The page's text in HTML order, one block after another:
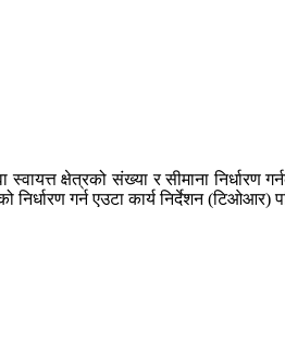
क्षेत्रको संख्या र सीमाना निर्धारण
निर्धारण गर्न एउटा कार्य निर्देशन (टिओआर)